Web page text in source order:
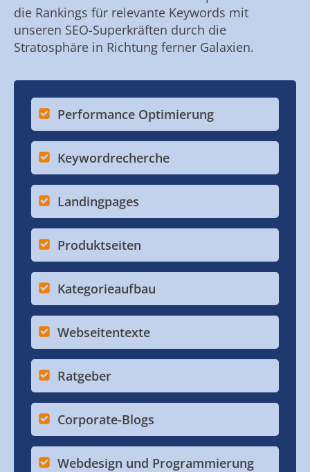
die Rankings für relevante Keywords mit
unseren SEO-Superkräften durch die
Stratosphäre in Richtung ferner Galaxien.
Performance Optimierung
Keywordrecherche
Landingpages
Produktseiten
Kategorieaufbau
Webseitentexte
Ratgeber
Corporate-Blogs
Webdesign und Programmierung